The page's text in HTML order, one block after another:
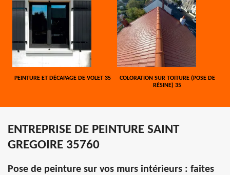
PEINTURE ET DÉCAPAGE DE VOLET 35
COLORATION SUR TOITURE (POSE DE
RÉSINE) 35
ENTREPRISE DE PEINTURE SAINT
GREGOIRE 35760
Pose de peinture sur vos murs intérieurs : faites